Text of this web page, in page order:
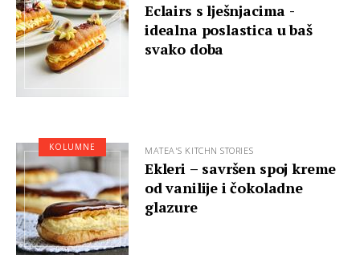
Eclairs s lješnjacima -
idealna poslastica u baš
svako doba
MATEA'S KITCHN STORIES
Ekleri – savršen spoj kreme
od vanilije i čokoladne
glazure
KOLUMNE